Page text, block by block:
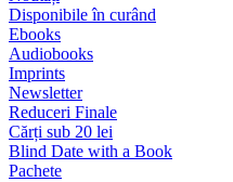
Disponibile în curând
Ebooks
Audiobooks
Imprints
Newsletter
Reduceri Finale
Cărți sub 20 lei
Blind Date with a Book
Pachete